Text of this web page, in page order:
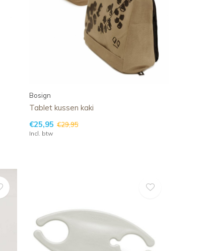
Bosign
Tablet kussen kaki
€25,95 €29,95
Incl. btw